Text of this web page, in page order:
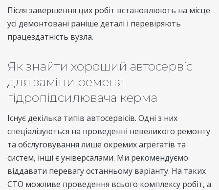
Після завершення цих робіт встановлюють на місце
усі демонтовані раніше деталі і перевіряють
працездатність вузла.
Як знайти хороший автосервіс
для заміни ременя
гідропідсилювача керма
Існує декілька типів автосервісів. Одні з них
спеціалізуються на проведенні невеликого ремонту
та обслуговування лише окремих агрегатів та
систем, інші є універсалами. Ми рекомендуємо
віддавати перевагу останньому варіанту. На таких
СТО можливе проведення всього комплексу робіт, а